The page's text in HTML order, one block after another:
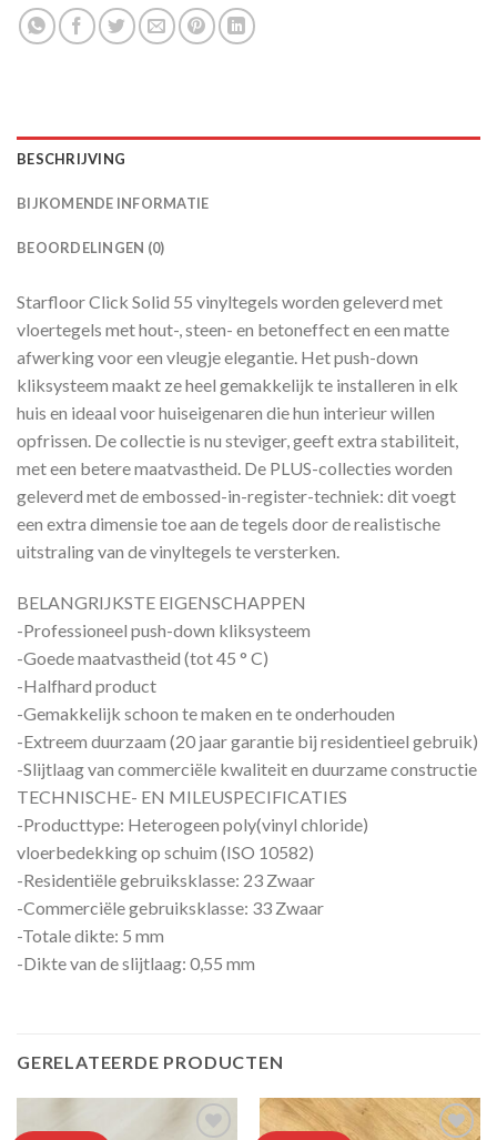
BESCHRIJVING
BIJKOMENDE INFORMATIE
BEOORDELINGEN (0)
Starfloor Click Solid 55 vinyltegels worden geleverd met
vloertegels met hout-, steen- en betoneffect en een matte
afwerking voor een vleugje elegantie. Het push-down
kliksysteem maakt ze heel gemakkelijk te installeren in elk
huis en ideaal voor huiseigenaren die hun interieur willen
opfrissen. De collectie is nu steviger, geeft extra stabiliteit,
met een betere maatvastheid. De PLUS-collecties worden
geleverd met de embossed-in-register-techniek: dit voegt
een extra dimensie toe aan de tegels door de realistische
uitstraling van de vinyltegels te versterken.
BELANGRIJKSTE EIGENSCHAPPEN
-Professioneel push-down kliksysteem
-Goede maatvastheid (tot 45 ° C)
-Halfhard product
-Gemakkelijk schoon te maken en te onderhouden
-Extreem duurzaam (20 jaar garantie bij residentieel gebruik)
-Slijtlaag van commerciële kwaliteit en duurzame constructie
TECHNISCHE- EN MILEUSPECIFICATIES
-Producttype: Heterogeen poly(vinyl chloride)
vloerbedekking op schuim (ISO 10582)
-Residentiële gebruiksklasse: 23 Zwaar
-Commerciële gebruiksklasse: 33 Zwaar
-Totale dikte: 5 mm
-Dikte van de slijtlaag: 0,55 mm
GERELATEERDE PRODUCTEN